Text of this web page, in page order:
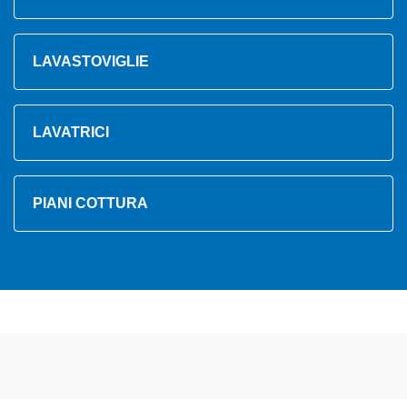
LAVASTOVIGLIE
LAVATRICI
PIANI COTTURA